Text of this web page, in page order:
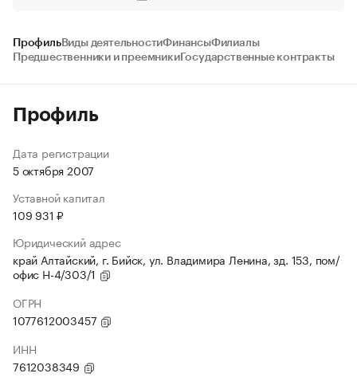
ПрофильВиды деятельностиФинансыФилиалы
Предшественники и преемникиГосударственные контракты
Профиль
Дата регистрации
5 октября 2007
Уставной капитал
109 931 ₽
Юридический адрес
край Алтайский, г. Бийск, ул. Владимира Ленина, зд. 153, пом/
офис Н-4/303/1
ОГРН
1077612003457
ИНН
7612038349